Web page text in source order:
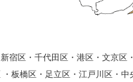
宿区・千代田区・港区・文京区
・板橋区・足立区・江戸川区・中